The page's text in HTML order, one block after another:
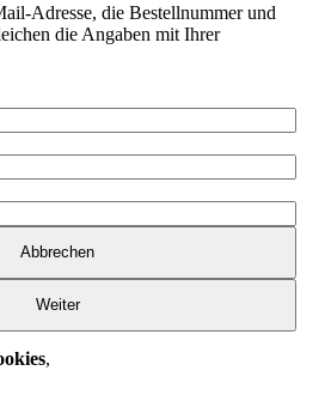
Adresse, die Bestellnummer und
die Angaben mit Ihrer
Abbrechen
Weiter
,